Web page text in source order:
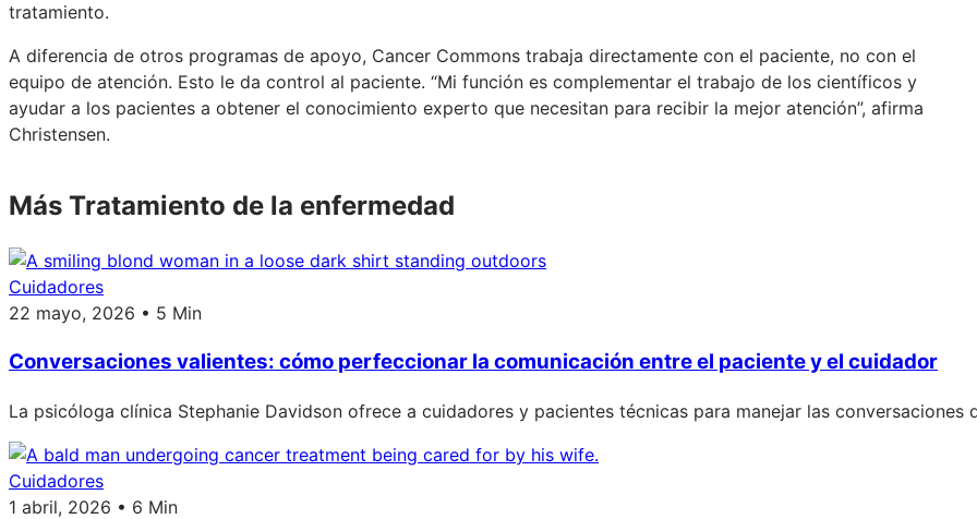
tratamiento.
A diferencia de otros programas de apoyo, Cancer Commons trabaja directamente con el paciente, no con el
equipo de atención. Esto le da control al paciente. “Mi función es complementar el trabajo de los científicos y
ayudar a los pacientes a obtener el conocimiento experto que necesitan para recibir la mejor atención”, afirma
Christensen.
Más Tratamiento de la enfermedad
Cuidadores
22 mayo, 2026 • 5 Min
Conversaciones valientes: cómo perfeccionar la comunicación entre el paciente y el cuidador
La psicóloga clínica Stephanie Davidson ofrece a cuidadores y pacientes técnicas para manejar las conversaciones
Cuidadores
1 abril, 2026 • 6 Min